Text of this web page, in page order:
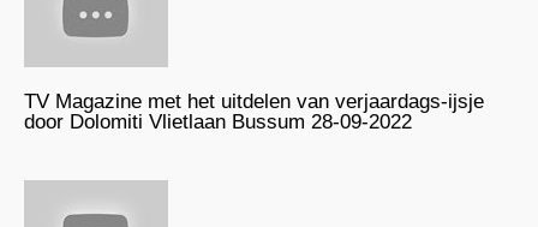
TV Magazine met het uitdelen van verjaardags-ijsje
door Dolomiti Vlietlaan Bussum 28-09-2022